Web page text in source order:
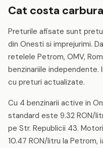
Cat costa
Preturile afisate sunt
din Onesti si imprejurimi.
retelele Petrom, OMV,
benzinariile
cu preturi actualizate.
Cu 4 benzinarii active in
standard este 9.32 RON/
pe Str. Republicii 43.
10.47 RON/litru la Petrom,